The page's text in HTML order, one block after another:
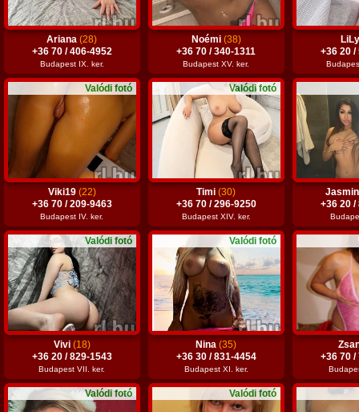
Ariana(28)
+36 70 / 406-4952
Budapest IX. ker.
Noémi (38)
+36 70 / 340-1311
Budapest XV. ker.
+36 20 /
Valódi fotó
Viki19 (22)
+36 70 / 209-9463
Budapest IV. ker.
Valódi fotó
Timi(30)
+36 70 / 296-9250
Budapest XIV. ker.
+36 20 /
Valódi fotó
Vivi (18)
+36 20 / 829-1543
Budapest VII. ker.
Valódi fotó
Nina(35)
+36 30 / 831-4454
Budapest XI. ker.
+36 70 /
Valódi fotó Valódi fotó